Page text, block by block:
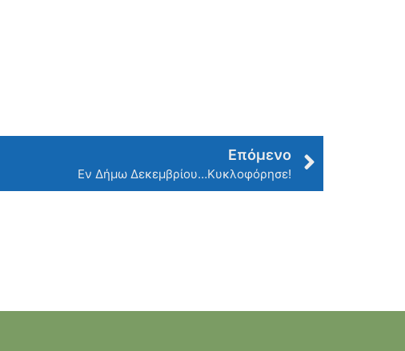
Επόμενο
Εν Δήμω Δεκεμβρίου…Κυκλοφόρησε!